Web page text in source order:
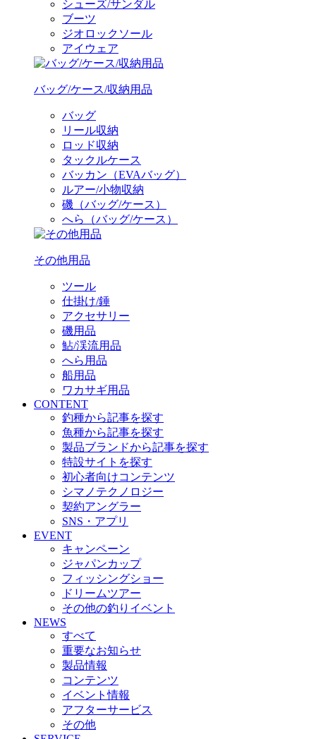
シューズ/サンダル
ブーツ
ジオロックソール
アイウェア
バッグ/ケース/収納用品
バッグ
リール収納
ロッド収納
タックルケース
バッカン（EVAバッグ）
ルアー/小物収納
磯（バッグ/ケース）
へら（バッグ/ケース）
その他用品
ツール
仕掛け/錘
アクセサリー
磯用品
鮎/渓流用品
へら用品
船用品
ワカサギ用品
CONTENT
釣種から記事を探す
魚種から記事を探す
製品ブランドから記事を探す
特設サイトを探す
初心者向けコンテンツ
シマノテクノロジー
契約アングラー
SNS・アプリ
EVENT
キャンペーン
ジャパンカップ
フィッシングショー
ドリームツアー
その他の釣りイベント
NEWS
すべて
重要なお知らせ
製品情報
コンテンツ
イベント情報
アフターサービス
その他